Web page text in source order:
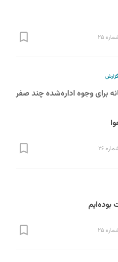
۲۵
گزارش
برای وجوه اداره‌شده چند صفر
۲۶
۲۵